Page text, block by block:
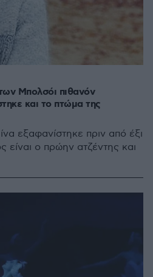
Μπολσόι πιθανόν
και το πτώμα της
εξαφανίστηκε πριν από έξι
είναι ο πρώην ατζέντης και